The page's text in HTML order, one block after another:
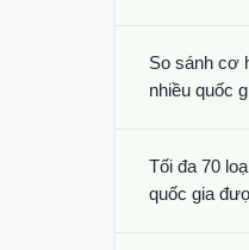
So sánh cơ
nhiều quốc
Tối đa 70
quốc gia